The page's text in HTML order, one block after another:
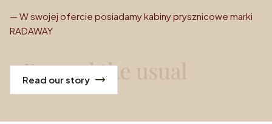
— W swojej ofercie posiadamy kabiny prysznicowe marki
RADAWAY
Read our story